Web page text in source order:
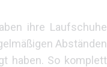
ihre Laufschuhe
Abständen
haben. So komplett